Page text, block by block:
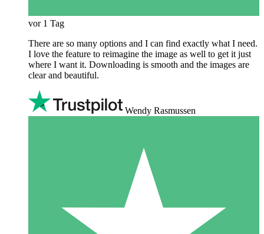
vor 1 Tag
There are so many options and I can find exactly what I need.
I love the feature to reimagine the image as well to get it just
where I want it. Downloading is smooth and the images are
clear and beautiful.
Wendy Rasmussen